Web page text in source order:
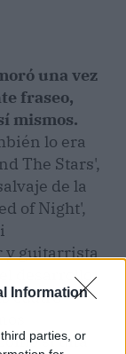
Information
parties, or
una vez
fraseo,
mismos.
lo era
The Stars',
de la
of Night',
y guitarrista
desarrollo
cuatro
si una